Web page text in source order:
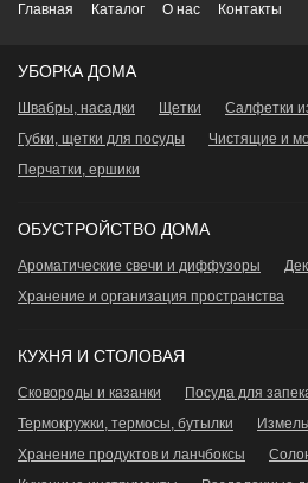
Главная Каталог О нас Контакты
УБОРКА ДОМА
Швабры, насадки Щетки
Салфетки
Губки, щетки для посуды
Чистящие и
Перчатки, ершики
ОБУСТРОЙСТВО ДОМА
Ароматические свечи и диффузоры
Хранение и организация пространства
КУХНЯ И СТОЛОВАЯ
Сковороды и казанки Посуда для
Термокружки, термосы, бутылки
Хранение продуктов и ланчбоксы